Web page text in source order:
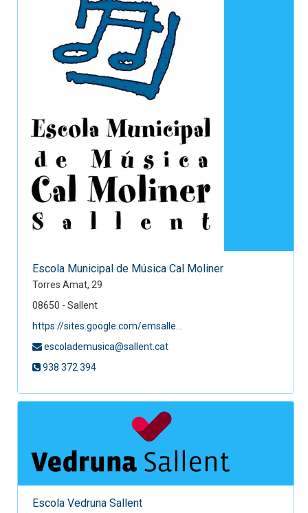
Escola Municipal de Música Cal Moliner
Torres Amat, 29
08650 - Sallent
https://sites.google.com/emsalle...
escolademusica@sallent.cat
938 372 394
Escola Vedruna Sallent